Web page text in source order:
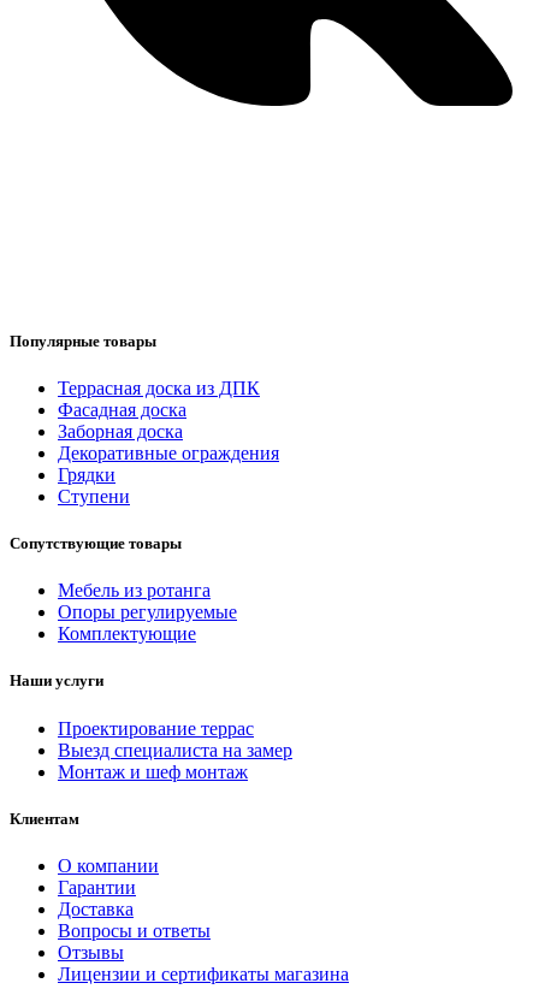
Популярные товары
Террасная доска из ДПК
Фасадная доска
Заборная доска
Декоративные ограждения
Грядки
Ступени
Сопутствующие товары
Мебель из ротанга
Опоры регулируемые
Комплектующие
Наши услуги
Проектирование террас
Выезд специалиста на замер
Монтаж и шеф монтаж
Клиентам
О компании
Гарантии
Доставка
Вопросы и ответы
Отзывы
Лицензии и сертификаты магазина